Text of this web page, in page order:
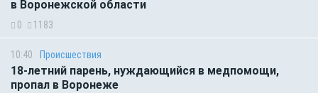
в Воронежской области
0 1183
10:40 Происшествия
18-летний парень, нуждающийся в медпомощи,
пропал в Воронеже